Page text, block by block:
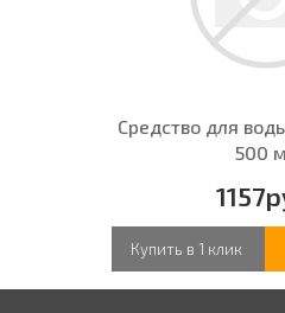
Средство для
500
Купить в 1 клик